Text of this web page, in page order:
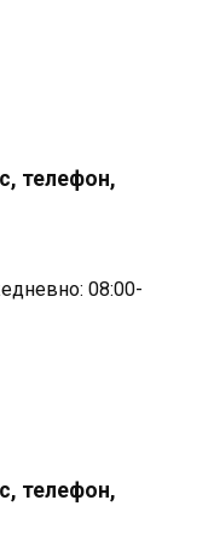
телефон,
08:00-
телефон,